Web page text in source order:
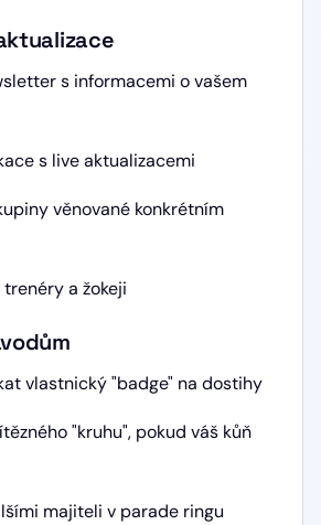
s informacemi o vašem
s live aktualizacemi
věnované konkrétním
trenéry a žokeji
vlastnický "badge" na dostihy
"kruhu", pokud váš kůň
majiteli v parade ringu